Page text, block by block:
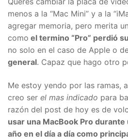
menos a la “Mac Mini” y a la
agregar memoria, pero merita
como el termino “Pro” perdió
no solo en el caso de Apple o
general. Capaz que hago otro
Me estoy yendo por las ramas,
creo ser el mas indicado para
razón del post de hoy es de
usar una MacBook Pro durante
año en el día a día como